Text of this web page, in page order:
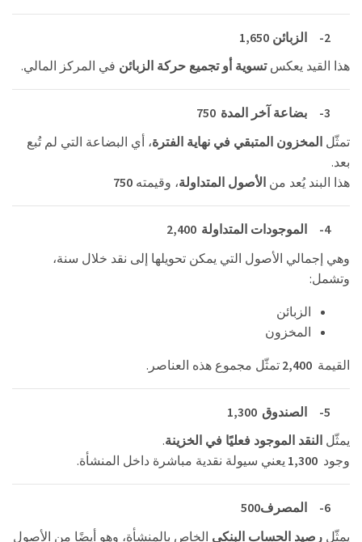
2- الزبائن 1,650
هذا القيد يعكستسوية أو تجميع حركة الزبائن في المركز المالي.
3- بضاعة آخر المدة 750
تمثّل المخزون المتبقي في نهاية الفترة، أي البضاعة التي لم تُبع
بعد.
هذا البند يُعد من الأصول المتداولة، وقيمته 750
4- الموجودات المتداولة 2,400
وهي إجمالي الأصول التي يمكن تحويلها إلى نقد خلال سنة،
وتشمل:
الزبائن
المخزون
القيمة 2,400 تمثّل مجموع هذه العناصر .
5- الصندوق 1,300
يمثّل النقد الموجود فعليًا في الخزينة.
وجود 1,300 يعني سيولة نقدية مباشرة داخل المنشأة.
6- المصرف500
يمثّل رصيد الحساب البنكي الخاص بالمنشأة، وهو أيضًا من الأصول